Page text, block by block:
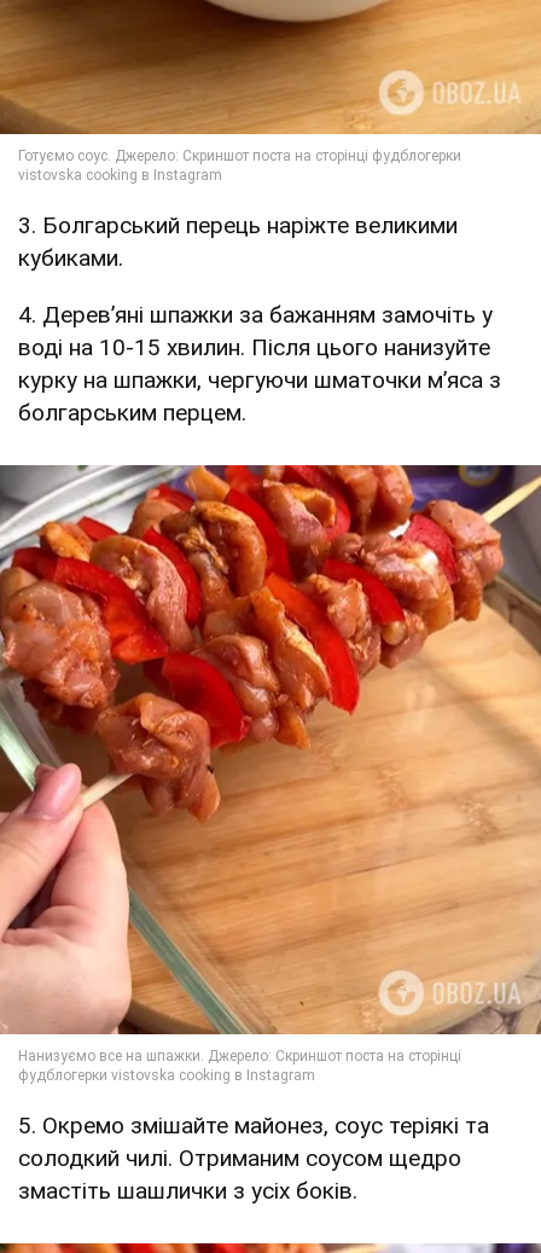
3. Болгарський перець наріжте великими
кубиками.
4. Дерев’яні шпажки за бажанням замочіть у
воді на 10-15 хвилин. Після цього нанизуйте
курку на шпажки, чергуючи шматочки м’яса з
болгарським перцем.
5. Окремо змішайте майонез, соус теріякі та
солодкий чилі. Отриманим соусом щедро
змастіть шашлички з усіх боків.